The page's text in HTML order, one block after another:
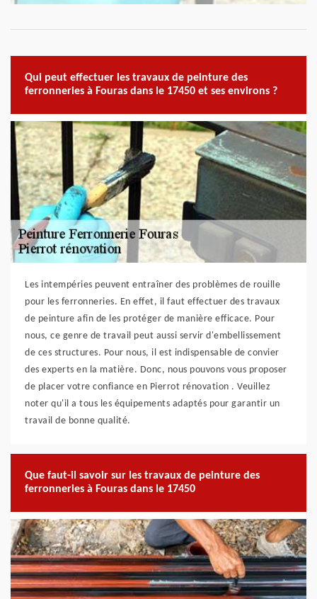
Qui peut effectuer les travaux de peinture des
ferronneries à Fouras dans le 17450 et ses environs ?
Les intempéries peuvent entraîner des problèmes de rouille
pour les ferronneries. En effet, il faut effectuer des travaux
de peinture afin de les protéger de manière efficace. Pour
nous, ce genre de travail peut aussi servir d'embellissement
de ces structures. Pour nous, il est indispensable de convier
des experts en la matière. Donc, nous pouvons vous proposer
de placer votre confiance en Pierrot rénovation . Veuillez
noter qu'il a tous les équipements adaptés pour garantir un
travail de bonne qualité.
Que faut-il savoir sur les travaux de peinture des
ferronneries à Fouras dans le 17450